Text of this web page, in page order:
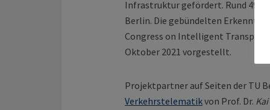
Infrastruktur gefördert. Rund
Berlin. Die gebündelten
Congress on Intelligent Transport
Oktober 2021 vorgestellt.
Projektpartner auf Seiten der TU
Verkehrstelematikvon Prof. Dr.